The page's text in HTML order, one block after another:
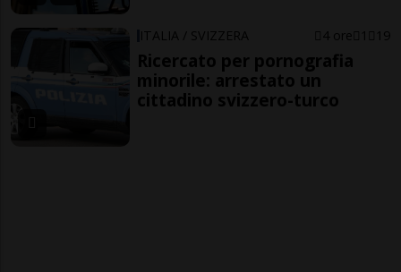
ITALIA / SVIZZERA 4 ore 1 19
Ricercato per pornografia
minorile: arrestato un
cittadino svizzero-turco